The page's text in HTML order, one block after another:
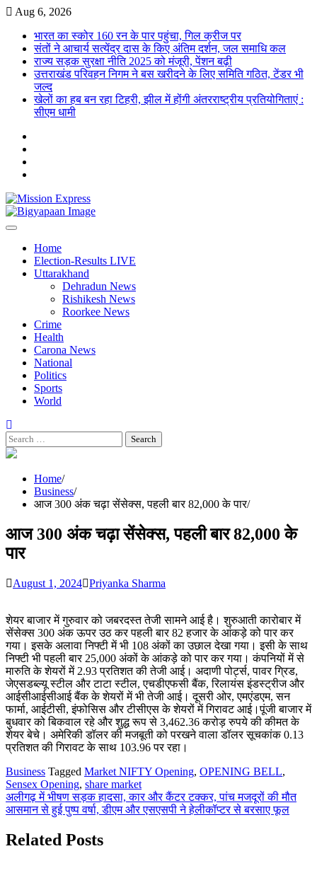
Skip
content
Aug 6, 2026
भारत का स्कोर 160 रन के पार पहुंचा, गिल क्रीज पर
संतों ने आचार्य सत्येंद्र दास के किए अंतिम दर्शन, जल समाधि कल
राज्य सड़क सुरक्षा नीति 2025 को मंजूरी, पेंशन बढ़ी
उत्तराखंड परिवहन निगम ने बस खरीदने के लिए समिति गठित, टेंडर भी
जल्द
खेलों का हब बन रहा टिहरी, झील में होंगी अंतरराष्ट्रीय प्रतियोगिताएं :
सीएम धामी
Home
Election-Results LIVE
Uttarakhand
Dehradun News
Rishikesh News
Roorkee News
Crime
Health
Carona News
National
Politics
Sports
World
Search
for:
Home
Business
आज 300 अंक चढ़ा सेंसेक्स, पहली बार 82,000 के पार
आज 300 अंक चढ़ा सेंसेक्स, पहली बार 82,000 के
पार
August 1, 2024 Priyanka Sharma
शेयर बाजार में गुरुवार को जबरदस्त तेजी सामने आई है। शुरुआती कारोबार में
सेंसेक्स 300 अंक ऊपर उठ कर पहली बार 82 हजार के आंकड़े को पार कर
गया। इसके अलावा निफ्टी में भी 108 अंकों का उछाल देखा गया। इसी के साथ
निफ्टी भी पहली बार 25,000 अंकों के आंकड़े को पार कर गया। कंपनियों में से
मारुति के शेयरों में 2.93 प्रतिशत की तेजी आई। अदाणी पोर्ट्स, पावर ग्रिड,
जेएसडब्ल्यू स्टील और टाटा स्टील, एचडीएफसी बैंक, रिलायंस इंडस्ट्रीज और
आईसीआईसीआई बैंक के शेयरों में भी तेजी आई। दूसरी ओर, एमएंडएम, सन
फार्मा, आईटीसी, इंफोसिस और टीसीएस के शेयरों में गिरावट आई।पूंजी बाजार में
बुधवार को बिकवाल रहे और शुद्ध रूप से 3,462.36 करोड़ रुपये की कीमत के
शेयर बेचे। अमेरिकी डॉलर की मजबूती को परखने वाला डॉलर सूचकांक 0.13
प्रतिशत की गिरावट के साथ 103.96 पर रहा।
Business Tagged Market NIFTY Opening, OPENING BELL,
Sensex Opening, share market
Post
navigation
अलीगढ़ में भीषण सड़क हादसा, कार और कैंटर टक्कर, पांच मजदूरों की मौत
आसमान से हुई पुष्प वर्षा, डीएम और एसएसपी ने हेलीकॉप्टर से बरसाए फूल
Related Posts